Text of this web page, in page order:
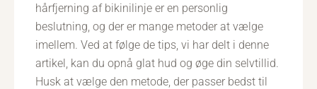
hårfjerning af bikinilinje er en personlig
beslutning, og der er mange metoder at vælge
imellem. Ved at følge de tips, vi har delt i denne
artikel, kan du opnå glat hud og øge din selvtillid.
Husk at vælge den metode, der passer bedst til